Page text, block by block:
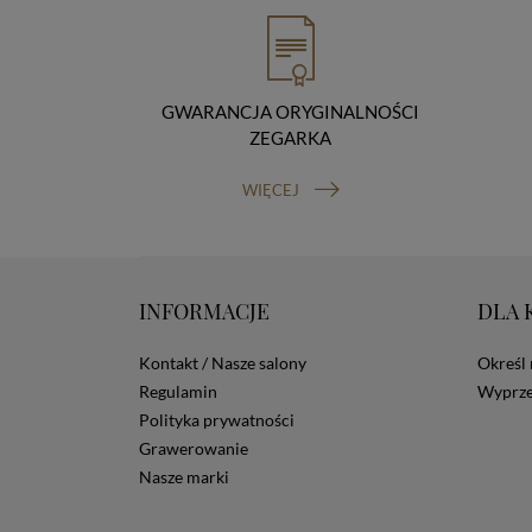
GWARANCJA ORYGINALNOŚCI
ZEGARKA
WIĘCEJ
INFORMACJE
Kontakt / Nasze salony
Regulamin
Polityka prywatności
Grawerowanie
Nasze marki
DLA
Określ